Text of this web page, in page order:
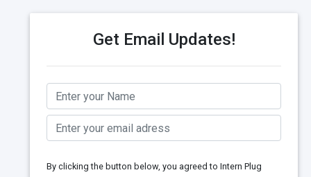
Get Email Updates!
By clicking the button below, you agreed to Intern Plug